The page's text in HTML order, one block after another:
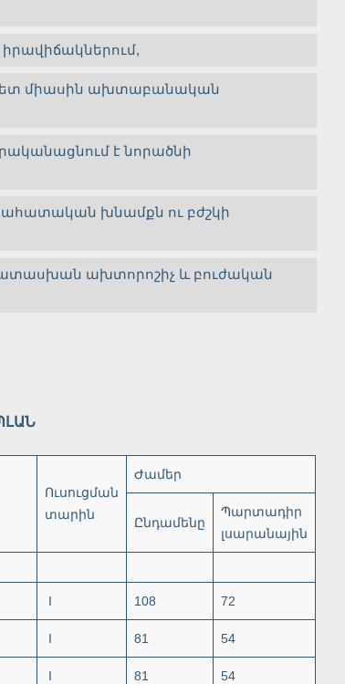
հետ միասին ախտաբանական
է նորածնի
խնամքն ու բժշկի
ախտորոշիչ և բուժական
Ուսուցման
տարին
Ժամեր
Ընդամենը
Պարտադիր
լսարանային
I 108 72
I 81 54
I 81 54